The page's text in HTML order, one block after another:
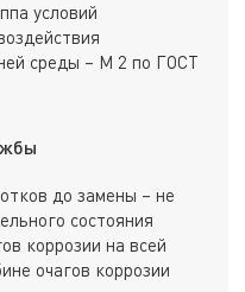
условий
среды – М 2 по ГОСТ
до замены – не
состояния
коррозии на всей
очагов коррозии